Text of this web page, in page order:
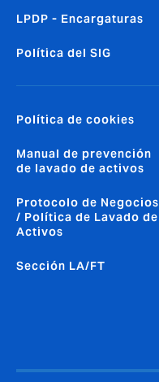
LPDP - Encargaturas
Política del SIG
Política de cookies
Manual de prevención
de lavado de activos
Protocolo de Negocios
/ Política de Lavado de
Activos
Sección LA/FT